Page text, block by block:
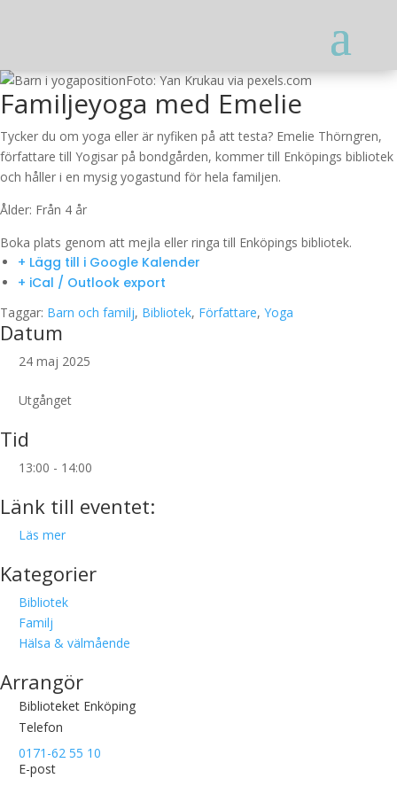
Foto: Yan Krukau via pexels.com
Familjeyoga med Emelie
Tycker du om yoga eller är nyfiken på att testa? Emelie Thörngren,
författare till Yogisar på bondgården, kommer till Enköpings bibliotek
och håller i en mysig yogastund för hela familjen.
Ålder: Från 4 år
Boka plats genom att mejla eller ringa till Enköpings bibliotek.
+ Lägg till i Google Kalender
+ iCal / Outlook export
Taggar: Barn och familj, Bibliotek, Författare, Yoga
Datum
24 maj 2025
Utgånget
Tid
13:00 - 14:00
Länk till eventet:
Läs mer
Kategorier
Bibliotek
Familj
Hälsa & välmående
Arrangör
Biblioteket Enköping
Telefon
0171-62 55 10
E-post